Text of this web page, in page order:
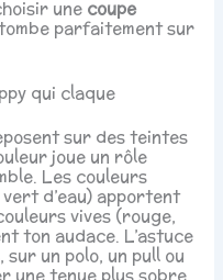
une coupe
parfaitement sur
qui claque
sur des teintes
joue un rôle
Les couleurs
d’eau) apportent
vives (rouge,
ton audace. L’astuce
un polo, un pull ou